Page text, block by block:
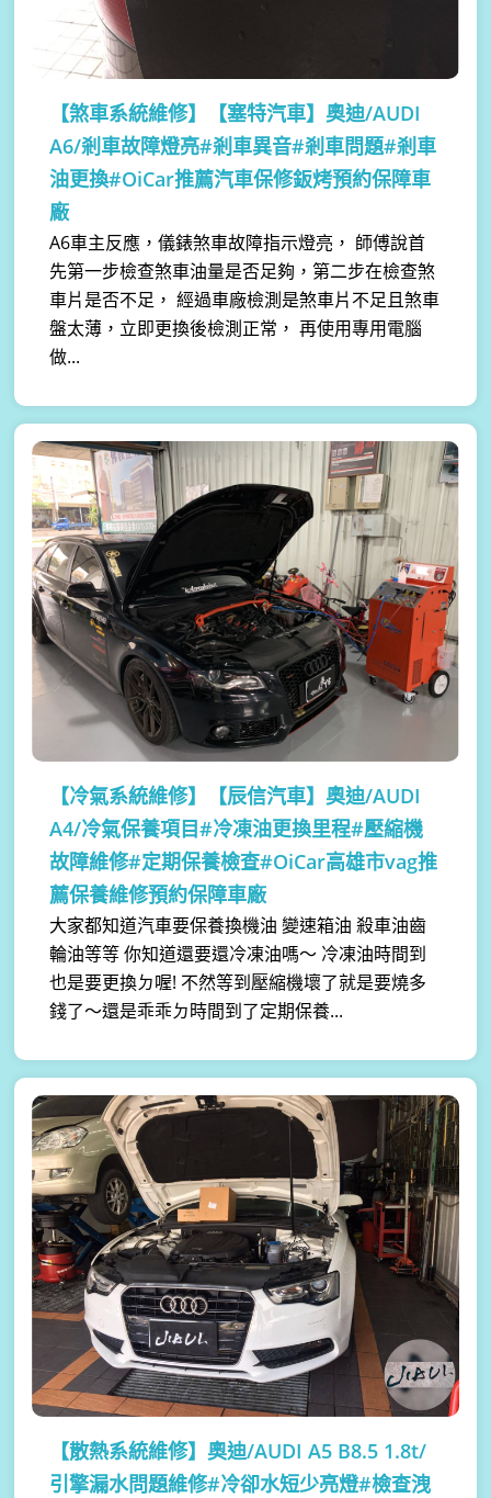
【煞車系統維修】
【塞特汽車】奧迪/AUDI
A6/剎車故障燈亮#剎車異音#剎車問題#剎車
油更換#OiCar推薦汽車保修鈑烤預約保障車
廠
A6車主反應，儀錶煞車故障指示燈亮， 師傅說首
先第一步檢查煞車油量是否足夠，第二步在檢查煞
車片是否不足， 經過車廠檢測是煞車片不足且煞車
盤太薄，立即更換後檢測正常， 再使用專用電腦
做...
【冷氣系統維修】
【辰信汽車】奧迪/AUDI
A4/冷氣保養項目#冷凍油更換里程#壓縮機
故障維修#定期保養檢查#OiCar高雄市vag推
薦保養維修預約保障車廠
大家都知道汽車要保養換機油 變速箱油 殺車油齒
輪油等等 你知道還要還冷凍油嗎～ 冷凍油時間到
也是要更換ㄉ喔! 不然等到壓縮機壞了就是要燒多
錢了～還是乖乖ㄉ時間到了定期保養...
【散熱系統維修】 奧迪/AUDI A5 B8.5 1.8t/
引擎漏水問題維修#冷卻水短少亮燈#檢查洩